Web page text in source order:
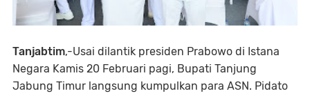
Tanjabtim,-Usai dilantik presiden Prabowo di Istana
Negara Kamis 20 Februari pagi, Bupati Tanjung
Jabung Timur langsung kumpulkan para ASN. Pidato